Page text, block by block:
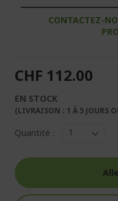
CONTACTEZ-
CHF 112.00
EN STOCK
(LIVRAISON : 1 À 5 JOURS
Quantité :